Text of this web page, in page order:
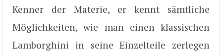
Kenner der Materie, er kennt sämtliche
Möglichkeiten, wie man einen klassischen
Lamborghini in seine Einzelteile zerlegen